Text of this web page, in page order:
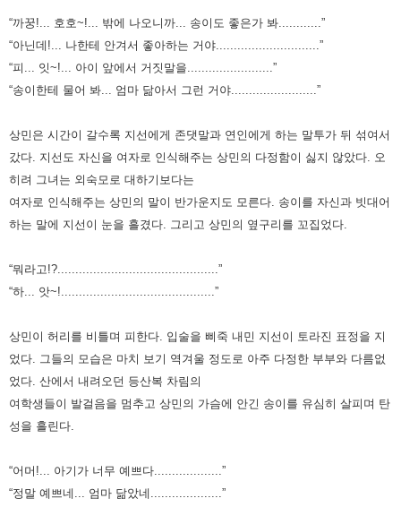
“까꿍!... 호호~!... 밖에 나오니까... 송이도 좋은가 봐............”
“아닌데!... 나한테 안겨서 좋아하는 거야.............................”
“피... 잇~!... 아이 앞에서 거짓말을........................”
“송이한테 물어 봐... 엄마 닮아서 그런 거야........................”
상민은 시간이 갈수록 지선에게 존댓말과 연인에게 하는 말투가 뒤 섞여서
갔다. 지선도 자신을 여자로 인식해주는 상민의 다정함이 싫지 않았다. 오
히려 그녀는 외숙모로 대하기보다는
여자로 인식해주는 상민의 말이 반가운지도 모른다. 송이를 자신과 빗대어
하는 말에 지선이 눈을 흘겼다. 그리고 상민의 옆구리를 꼬집었다.
“뭐라고!?.............................................”
“하... 앗~!...........................................”
상민이 허리를 비틀며 피한다. 입술을 삐죽 내민 지선이 토라진 표정을 지
었다. 그들의 모습은 마치 보기 역겨울 정도로 아주 다정한 부부와 다름없
었다. 산에서 내려오던 등산복 차림의
여학생들이 발걸음을 멈추고 상민의 가슴에 안긴 송이를 유심히 살피며 탄
성을 흘린다.
“어머!... 아기가 너무 예쁘다...................”
“정말 예쁘네... 엄마 닮았네....................”